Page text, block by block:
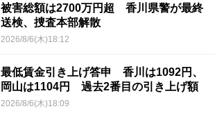
被害総額は2700万円超 香川県警が最終
送検、捜査本部解散
2026/8/6(木)18:12
最低賃金引き上げ答申 香川は1092円、
岡山は1104円 過去2番目の引き上げ額
2026/8/6(木)18:09